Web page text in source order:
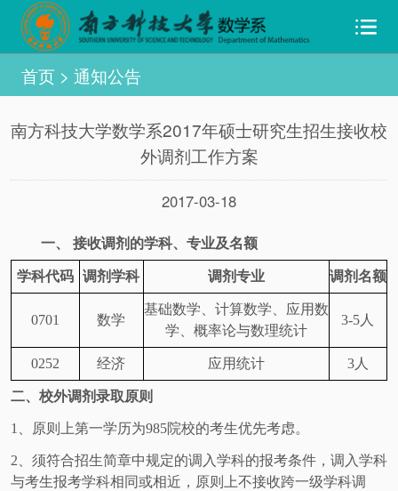
首页> 通知公告
南方科技大学数学系2017年硕士研究生招生接收校
外调剂工作方案
2017-03-18
一、 接收调剂的学科、 专业及名额
学科代码 调剂学科 调剂专业 调剂名额
0701 数学
基础数学、计算数学、应用数
学、概率论与数理统计
3-5 人
0252 经济 应用统计 3人
二、 校外调剂录取原则
1 、原则上第一学历为985院校的考生优先考虑。
2 、须符合招生简章中规定的调入学科的报考条件，调入学科
与考生报考学科相同或相近， 原则上不接收跨一级学科调